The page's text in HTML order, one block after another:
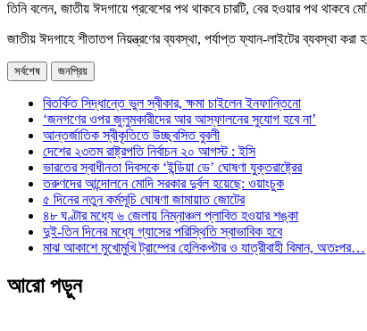
তিনি বলেন, জাতীয় ঈদগায়ে প্রবেশের পথ থাকবে চারটি, বের হওয়ার পথ
জাতীয় ঈদগাহে শীতাতপ নিয়ন্ত্রণের ব্যবস্থা, পর্যাপ্ত ফ্যান-লাইটের ব্যবস্থা
সর্বশেষ জনপ্রিয়
বিতর্কিত সিদ্ধান্তে ভুল স্বীকার, ক্ষমা চাইলেন ইনফান্তিনো
‘জনগণের ওপর জুলুমকারীদের আর আস্ফালনের সুযোগ হবে না’
আন্তর্জাতিক স্বীকৃতিতে উচ্ছ্বসিত বুবলী
দেশের ২৩তম রাষ্ট্রপতি নির্বাচন ২০ আগস্ট : ইসি
ভারতের স্বাধীনতা দিবসকে ‘ইন্ডিয়া ডে’ ঘোষণা যুক্তরাষ্ট্রের
তরুণদের আন্দোলনে মোদি সরকার দুর্বল হয়েছে: ওয়াংচুক
৫ দিনের নতুন কর্মসূচি ঘোষণা জামায়াত জোটের
৪৮ ঘণ্টার মধ্যে ৬ জেলায় নিম্নাঞ্চল প্লাবিত হওয়ার শঙ্কা
দুই-তিন দিনের মধ্যে গ্যাসের পরিস্থিতি স্বাভাবিক হবে
মাঝ আকাশে মুখোমুখি ট্রাম্পের হেলিকপ্টার ও যাত্রীবাহী বিমান, অতঃপর…
আরো পড়ুন